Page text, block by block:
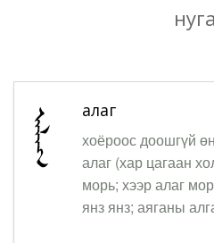
алаг
хоёроос доошгүй
алаг (хар цагаан
морь; хээр алаг
янз янз; аяганы